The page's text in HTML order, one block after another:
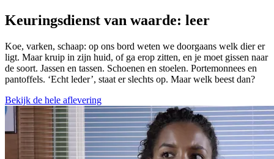
Keuringsdienst van waarde: leer
Koe, varken, schaap: op ons bord weten we doorgaans welk dier er
ligt. Maar kruip in zijn huid, of ga erop zitten, en je moet gissen naar
de soort. Jassen en tassen. Schoenen en stoelen. Portemonnees en
pantoffels. ‘Echt leder’, staat er slechts op. Maar welk beest dan?
Bekijk de hele aflevering